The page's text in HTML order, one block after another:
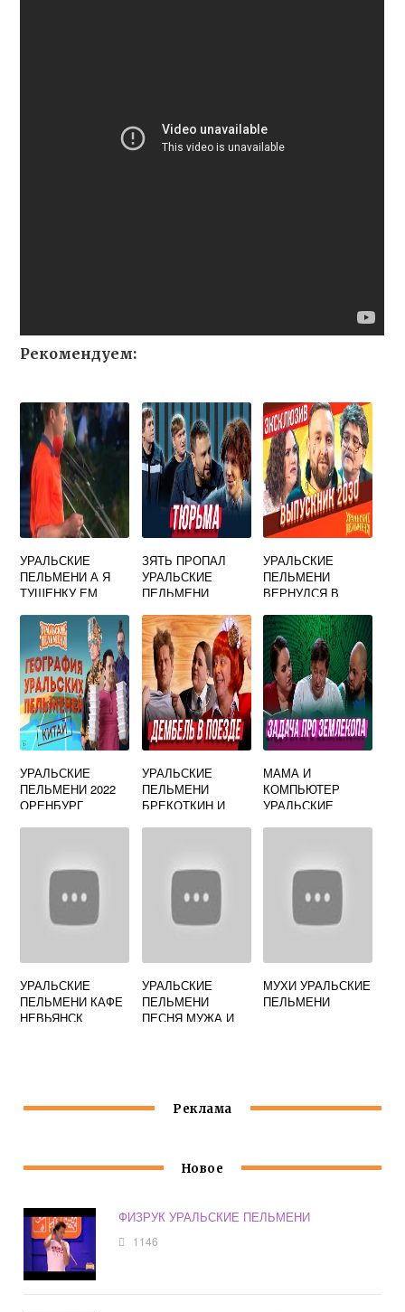
Рекомендуем:
УРАЛЬСКИЕ
ПЕЛЬМЕНИ А Я
ТУШЕНКУ ЕМ
ЗЯТЬ ПРОПАЛ
УРАЛЬСКИЕ
ПЕЛЬМЕНИ
УРАЛЬСКИЕ
ПЕЛЬМЕНИ
ВЕРНУЛСЯ В
УРАЛЬСКИЕ
ПЕЛЬМЕНИ 2022
ОРЕНБУРГ
УРАЛЬСКИЕ
ПЕЛЬМЕНИ
БРЕКОТКИН И
МАМА И
КОМПЬЮТЕР
УРАЛЬСКИЕ
УРАЛЬСКИЕ
ПЕЛЬМЕНИ КАФЕ
НЕВЬЯНСК
УРАЛЬСКИЕ
ПЕЛЬМЕНИ
ПЕСНЯ МУЖА И
МУХИ УРАЛЬСКИЕ
ПЕЛЬМЕНИ
Реклама
Новое
ФИЗРУК УРАЛЬСКИЕ ПЕЛЬМЕНИ
1146